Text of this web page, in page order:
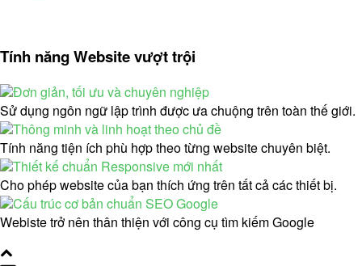
Tính năng Website vượt trội
Đơn giản, tối ưu và chuyên nghiệp
Sử dụng ngôn ngữ lập trình được ưa chuộng trên toàn thế giới.
Thông minh và linh hoạt theo chủ đề
Tính năng tiện ích phù hợp theo từng website chuyên biệt.
Thiết kế chuẩn Responsive mới nhất
Cho phép website của bạn thích ứng trên tất cả các thiết bị.
Cấu trúc cơ bản chuẩn SEO Google
Webiste trở nên thân thiện với công cụ tìm kiếm Google